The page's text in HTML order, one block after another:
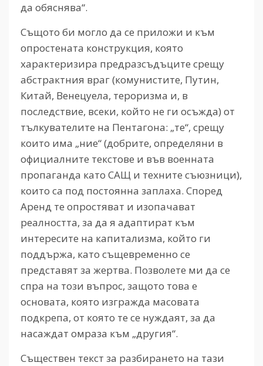
да обяснява“.
Същото би могло да се приложи и към
опростената конструкция, която
характеризира предразсъдъците срещу
абстрактния враг (комунистите, Путин,
Китай, Венецуела, тероризма и, в
последствие, всеки, който не ги осъжда) от
тълкувателите на Пентагона: „те“, срещу
които има „ние“ (добрите, определяни в
официалните текстове и във военната
пропаганда като САЩ и техните съюзници),
които са под постоянна заплаха. Според
Аренд те опростяват и изопачават
реалността, за да я адаптират към
интересите на капитализма, който ги
поддържа, като същевременно се
представят за жертва. Позволете ми да се
спра на този въпрос, защото това е
основата, която изгражда масовата
подкрепа, от която те се нуждаят, за да
насаждат омраза към „другия“.
Съществен текст за разбирането на тази